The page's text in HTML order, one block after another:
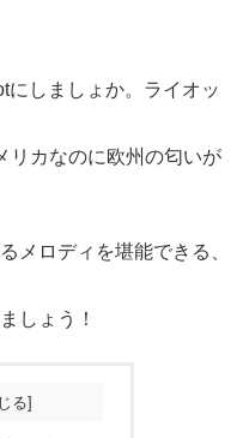
にしましょか。ライオッ
リカなのに欧州の匂いが
メロディを堪能できる、
しょう！